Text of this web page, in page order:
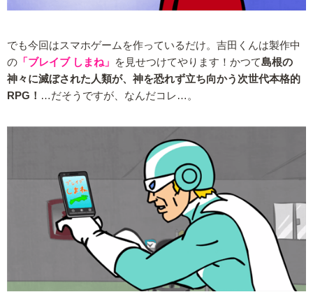
でも今回はスマホゲームを作っているだけ。吉田くんは製作中
の 「ブレイブ しまね」 を見せつけてやります！かつて島根の
神々に滅ぼされた人類が、神を恐れず立ち向かう次世代本格的
RPG！ …だそうですが、なんだコレ…。